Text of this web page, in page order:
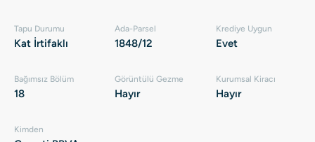
Tapu Durumu
Kat İrtifaklı
Ada-Parsel
1848/12
Krediye Uygun
Evet
Bağımsız Bölüm
18
Görüntülü Gezme
Hayır
Kurumsal Kiracı
Hayır
Kimden